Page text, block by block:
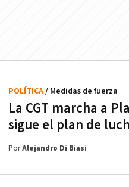
La CGT marcha a
sigue el plan de
POLÍTICA/ Medidas de fuerza
PorAlejandro Di Biasi